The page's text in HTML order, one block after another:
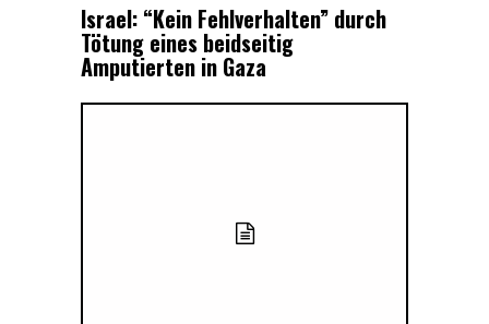
Israel: “Kein Fehlverhalten” durch
Tötung eines beidseitig
Amputierten in Gaza